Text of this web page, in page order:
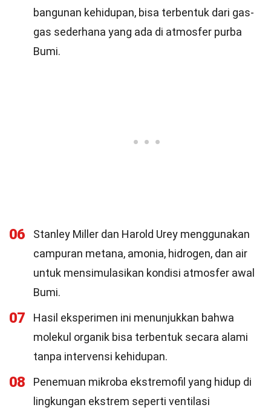
bangunan kehidupan, bisa terbentuk dari gas-
gas sederhana yang ada di atmosfer purba
Bumi.
06
Stanley Miller dan Harold Urey menggunakan
campuran metana, amonia, hidrogen, dan air
untuk mensimulasikan kondisi atmosfer awal
Bumi.
07
Hasil eksperimen ini menunjukkan bahwa
molekul organik bisa terbentuk secara alami
tanpa intervensi kehidupan.
08
Penemuan mikroba ekstremofil yang hidup di
lingkungan ekstrem seperti ventilasi